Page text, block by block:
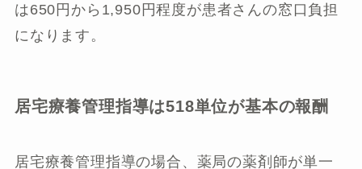
は650円から1,950円程度が患者さんの窓口負担
になります。
居宅療養管理指導は518単位が基本の報酬
居宅療養管理指導の場合、薬局の薬剤師が単一